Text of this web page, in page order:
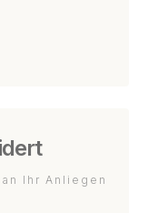
Ihr Anliegen